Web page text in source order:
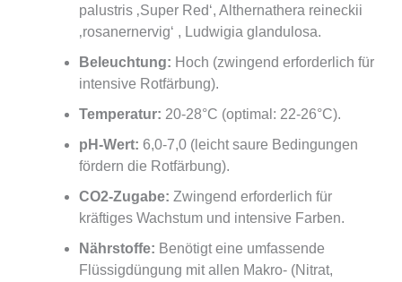
palustris ‚Super Red‘, Althernathera reineckii
‚rosanernervig‘ , Ludwigia glandulosa.
Beleuchtung: Hoch (zwingend erforderlich für
intensive Rotfärbung).
Temperatur: 20-28°C (optimal: 22-26°C).
pH-Wert: 6,0-7,0 (leicht saure Bedingungen
fördern die Rotfärbung).
CO2-Zugabe: Zwingend erforderlich für
kräftiges Wachstum und intensive Farben.
Nährstoffe: Benötigt eine umfassende
Flüssigdüngung mit allen Makro- (Nitrat,